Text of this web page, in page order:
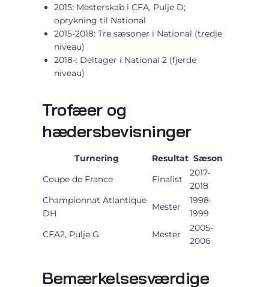
2015: Mesterskab i CFA, Pulje D;
oprykning til National
2015-2018: Tre sæsoner i National (tredje
niveau)
2018-: Deltager i National 2 (fjerde
niveau)
Trofæer og
hædersbevisninger
Turnering Resultat Sæson
Coupe de France
Finalist
2017-
2018
Championnat Atlantique
DH
Mester
1998-
1999
CFA2, Pulje G
Mester
2005-
2006
Bemærkelsesværdige